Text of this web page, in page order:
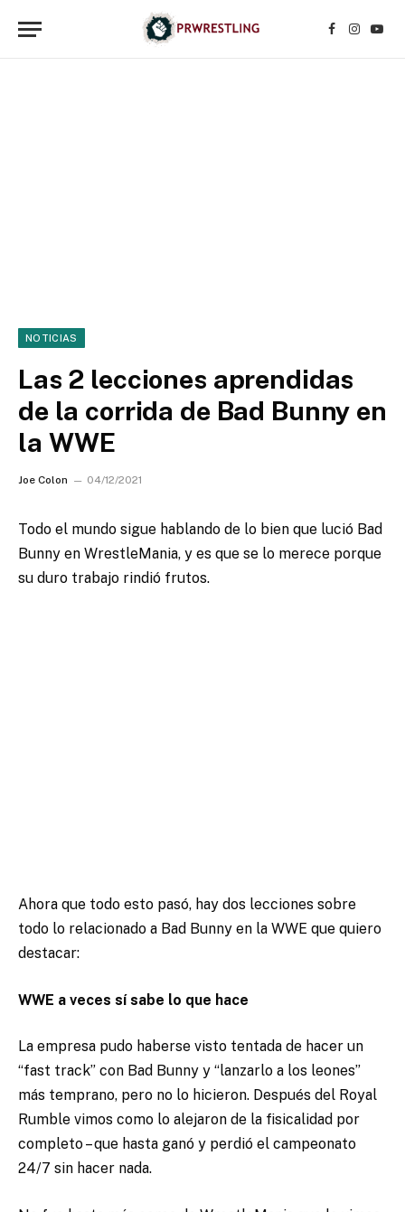
Facebook
NOTICIAS
Las 2 lecciones aprendidas
de la corrida de Bad Bunny en
la WWE
Joe Colon 04/12/2021
Todo el mundo sigue hablando de lo bien que lució Bad
Bunny en WrestleMania, y es que se lo merece porque
su duro trabajo rindió frutos.
Ahora que todo esto pasó, hay dos lecciones sobre
todo lo relacionado a Bad Bunny en la WWE que quiero
destacar:
WWE a veces sí sabe lo que hace
La empresa pudo haberse visto tentada de hacer un
“fast track” con Bad Bunny y “lanzarlo a los leones”
más temprano, pero no lo hicieron. Después del Royal
Rumble vimos como lo alejaron de la fisicalidad por
completo – que hasta ganó y perdió el campeonato
24/7 sin hacer nada.